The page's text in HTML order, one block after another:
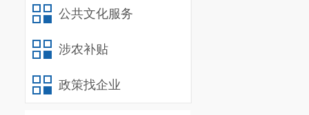
公共文化服务
涉农补贴
政策找企业